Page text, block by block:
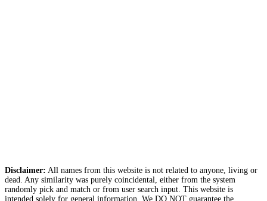
Disclaimer: All names from this website is not related to anyone, living or
dead. Any similarity was purely coincidental, either from the system
randomly pick and match or from user search input. This website is
intended solely for general information. We DO NOT guarantee the